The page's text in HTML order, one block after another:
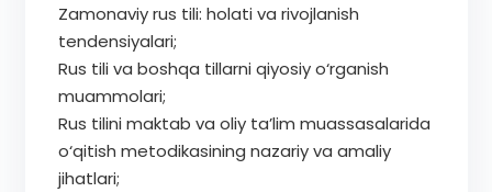
Zamonaviy rus tili: holati va rivojlanish
tendensiyalari;
Rus tili va boshqa tillarni qiyosiy o‘rganish
muammolari;
Rus tilini maktab va oliy ta’lim muassasalarida
o‘qitish metodikasining nazariy va amaliy
jihatlari;